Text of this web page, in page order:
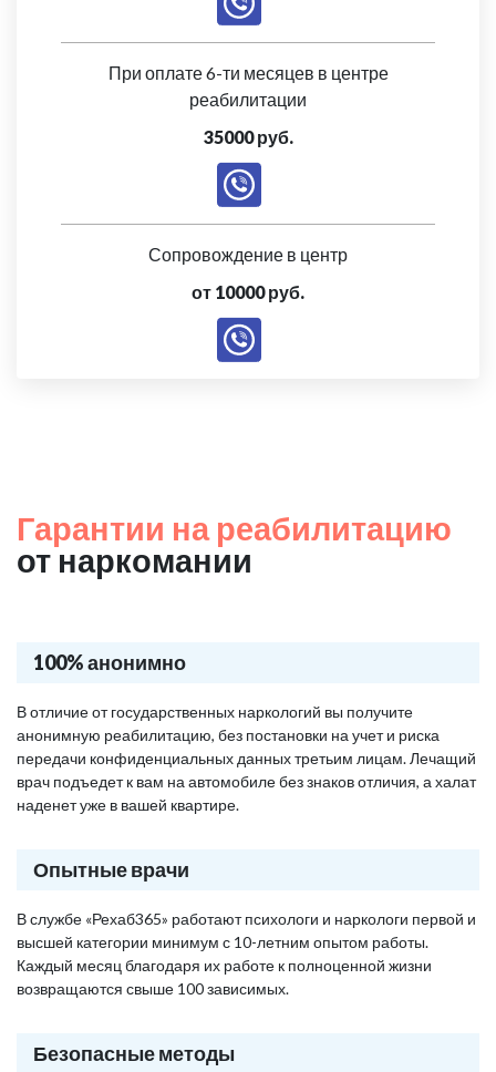
При оплате 6-ти месяцев в центре
реабилитации
35000 руб.
Сопровождение в центр
от 10000 руб.
Гарантии на реабилитацию
от наркомании
100% анонимно
В отличие от государственных наркологий вы получите
анонимную реабилитацию, без постановки на учет и риска
передачи конфиденциальных данных третьим лицам. Лечащий
врач подъедет к вам на автомобиле без знаков отличия, а халат
наденет уже в вашей квартире.
Опытные врачи
В службе «Рехаб365» работают психологи и наркологи первой и
высшей категории минимум с 10-летним опытом работы.
Каждый месяц благодаря их работе к полноценной жизни
возвращаются свыше 100 зависимых.
Безопасные методы